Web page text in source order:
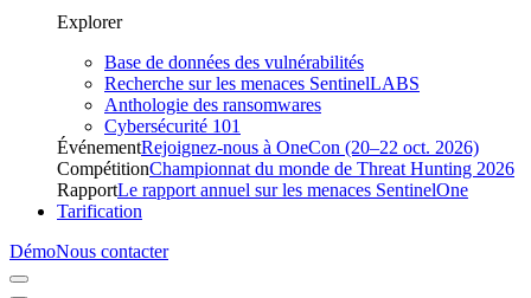
Explorer
Base de données des vulnérabilités
Recherche sur les menaces SentinelLABS
Anthologie des ransomwares
Cybersécurité 101
ÉvénementRejoignez-nous à OneCon (20–22 oct. 2026)
CompétitionChampionnat du monde de Threat Hunting 2026
RapportLe rapport annuel sur les menaces SentinelOne
Tarification
DémoNous contacter